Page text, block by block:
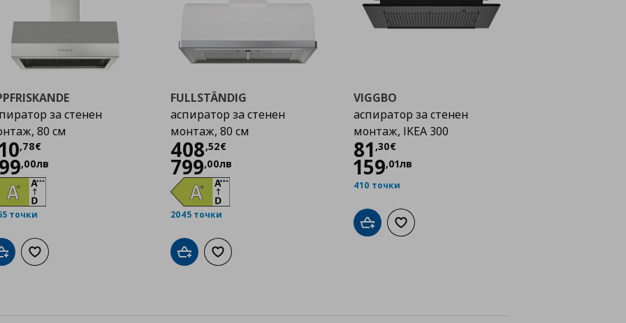
за стенен
80 см
,78€
,00лв
точки
Добави в кошницата
Добави към списъка с любими
FULLSTÄNDIG
аспиратор за стенен
монтаж, 80 см
408,52€
Цена408,52 €
799,00лв
2045 точки
Добави в кошницата
Добави към списъка с любими
VIGGBO
аспиратор за стенен
монтаж, IKEA 300
81,30€
Цена
159,01лв
410 точки
Добави в кошницата
Добави към списъка с любими